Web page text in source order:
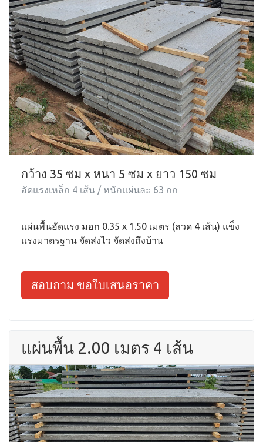
กว้าง 35 ซม x หนา 5 ซม x ยาว 150 ซม
อัดแรงเหล็ก 4 เส้น / หนักแผ่นละ 63 กก
แผ่นพื้นอัดแรง มอก 0.35 x 1.50 เมตร (ลวด 4 เส้น) แข็ง
แรงมาตรฐาน จัดส่งไว จัดส่งถึงบ้าน
สอบถาม ขอใบเสนอราคา
แผ่นพื้น 2.00 เมตร 4 เส้น